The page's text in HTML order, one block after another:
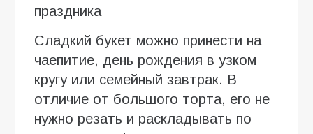
праздника
Сладкий букет можно принести на
чаепитие, день рождения в узком
кругу или семейный завтрак. В
отличие от большого торта, его не
нужно резать и раскладывать по